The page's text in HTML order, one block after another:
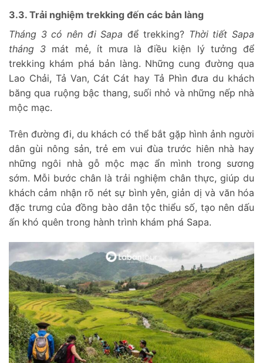
3.3. Trải nghiệm trekking đến các bản làng
Tháng 3 có nên đi Sapa để trekking? Thời tiết Sapa
tháng 3 mát mẻ, ít mưa là điều kiện lý tưởng để
trekking khám phá bản làng. Những cung đường qua
Lao Chải, Tả Van, Cát Cát hay Tả Phìn đưa du khách
băng qua ruộng bậc thang, suối nhỏ và những nếp nhà
mộc mạc.
Trên đường đi, du khách có thể bắt gặp hình ảnh người
dân gùi nông sản, trẻ em vui đùa trước hiên nhà hay
những ngôi nhà gỗ mộc mạc ẩn mình trong sương
sớm. Mỗi bước chân là trải nghiệm chân thực, giúp du
khách cảm nhận rõ nét sự bình yên, giản dị và văn hóa
đặc trưng của đồng bào dân tộc thiểu số, tạo nên dấu
ấn khó quên trong hành trình khám phá Sapa.